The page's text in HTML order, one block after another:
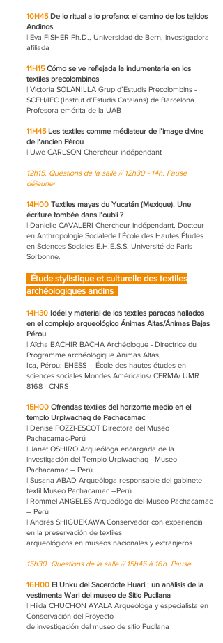
10H45 De lo ritual a lo profano: el camino de los tejidos
Andinos
| Eva FISHER Ph.D., Universidad de Bern, investigadora
afiliada
11H15Cómo se ve reflejada la indumentaria en los
textiles precolombinos
| Victoria SOLANILLA Grup d’Estudis Precolombins -
SCEH/IEC (Institut d’Estudis Catalans) de Barcelona.
Profesora emérita de la UAB
11H45Les textiles comme médiateur de l’image divine
de l’ancien Pérou
| Uwe CARLSON Chercheur indépendant
12h15. Questions de la salle //12h30 - 14h. Pause
déjeuner
14H00 Textiles mayas du Yucatán (Mexique). Une
écriture tombée dans l’oubli ?
| Danielle CAVALERI Chercheur indépendant, Docteur
en Anthropologie Socialede l’École des Hautes Études
en Sciences Sociales E.H.E.S.S. Université de Paris-
Sorbonne.
Étude stylistique et culturelle des textiles
archéologiques andins
14H30 Idéel y material de los textiles paracas hallados
en el complejo arqueológico Ánimas Altas/Ánimas Bajas
Pérou
| Aïcha BACHIR BACHA Archéologue - Directrice du
Programme archéologique Animas Altas,
Ica, Pérou; EHESS – École des hautes études en
sciences sociales Mondes Américains/ CERMA/ UMR
8168 - CNRS
15H00 Ofrendas textiles del horizonte medio en el
templo Urpiwachaq de Pachacamac
| Denise POZZI-ESCOT Directora del Museo
Pachacamac-Perú
| Janet OSHIRO Arqueóloga encargada de la
investigación del Templo Urpiwachaq - Museo
Pachacamac – Perú
| Susana ABAD Arqueóloga responsable del gabinete
textil Museo Pachacamac –Perú
| Rommel ANGELES Arqueólogo del Museo Pachacamac
– Perú
| Andrés SHIGUEKAWA Conservador con experiencia
en la preservación de textiles
arqueológicos en museos nacionales y extranjeros
15h30. Questions de la salle //15h45 à 16h. Pause
16H00 El Unku del Sacerdote Huari : un análisis de la
vestimenta Wari del museo de Sitio Pucllana
| Hilda CHUCHON AYALA Arqueóloga y especialista en
Conservación del Proyecto
de investigación del museo de sitio Pucllana